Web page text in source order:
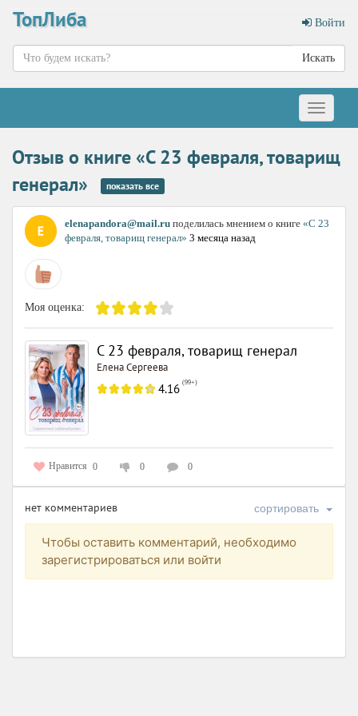
ТопЛиба Войти
Искать
Меню
Отзыв о книге «С 23 февраля, товарищ
генерал»
показать все
elenapandora@mail.ru поделилась мнением о книге «С 23
февраля, товарищ генерал» 3 месяца назад
Моя оценка:
С 23 февраля, товарищ генерал
Елена Сергеева
4.16 (99+)
Нравится 0 0 0